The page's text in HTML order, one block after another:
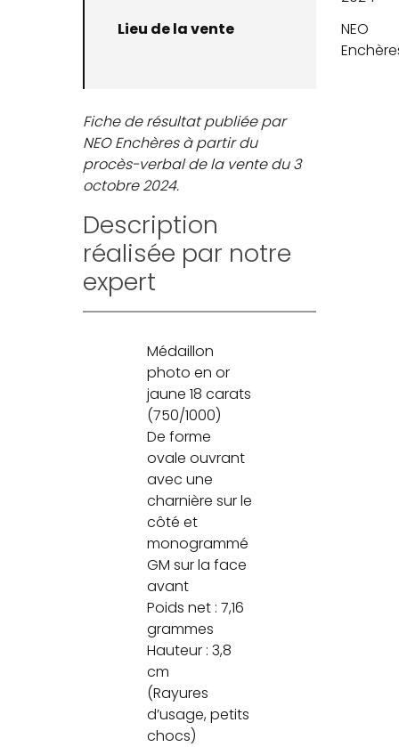
Lieu de la vente
NEO
Fiche de résultat publiée par
NEO Enchères à partir du
procès-verbal de la vente du 3
octobre 2024.
Description
réalisée par notre
expert
Médaillon
photo en or
jaune 18 carats
(750/1000)
De forme
ovale ouvrant
avec une
charnière sur le
côté et
monogrammé
GM sur la face
avant
Poids net : 7,16
grammes
Hauteur : 3,8
cm
(Rayures
d’usage, petits
chocs)